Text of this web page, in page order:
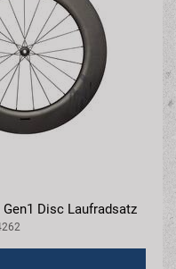
Gen1 Disc Laufradsatz